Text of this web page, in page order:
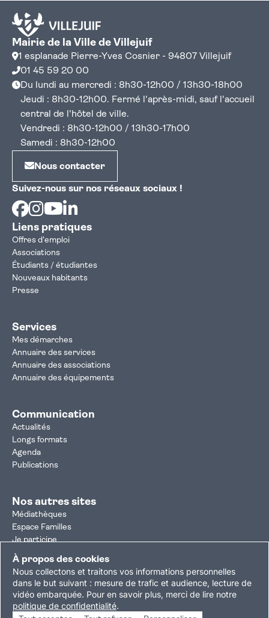
À propos des cookies
Nous collectons et traitons vos informations personnelles
dans le but suivant : mesure de trafic et audience, lecture de
vidéo embarquée. Pour en savoir plus, merci de lire notre
politique de confidentialité.
Mairie de la Ville de Villejuif
1 esplanade Pierre-Yves Cosnier - 94807 Villejuif
01 45 59 20 00
Du lundi au mercredi : 8h30-12h00 / 13h30-18h00
Jeudi : 8h30-12h00. Fermé l'après-midi, sauf l'accueil
central de l'hôtel de ville.
Vendredi : 8h30-12h00 / 13h30-17h00
Samedi : 8h30-12h00
Nous contacter
Suivez-nous sur nos réseaux sociaux !
Facebook
Instagram
Youtube
Liens pratiques
Offres d'emploi
Associations
Étudiants / étudiantes
Nouveaux habitants
Presse
Services
Mes démarches
Annuaire des services
Annuaire des associations
Annuaire des équipements
Communication
Actualités
Longs formats
Agenda
Publications
Nos autres sites
Médiathèques
Espace Familles
Je participe
Autorisation d'urbanisme
Résultats électoraux
Plan du site Nous contacterMentions légales
Politique de confidentialitéAccessibilité : partiellement conforme
Gestion des cookies